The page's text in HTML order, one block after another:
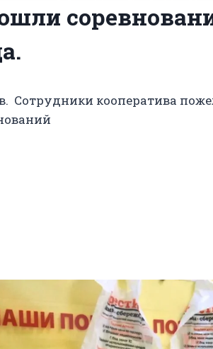
кооператива